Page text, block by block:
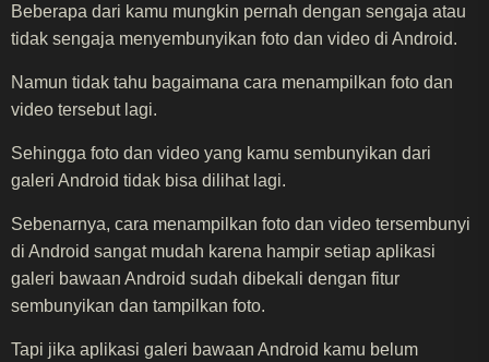
Beberapa dari kamu mungkin pernah dengan sengaja atau
tidak sengaja menyembunyikan foto dan video di Android.
Namun tidak tahu bagaimana cara menampilkan foto dan
video tersebut lagi.
Sehingga foto dan video yang kamu sembunyikan dari
galeri Android tidak bisa dilihat lagi.
Sebenarnya, cara menampilkan foto dan video tersembunyi
di Android sangat mudah karena hampir setiap aplikasi
galeri bawaan Android sudah dibekali dengan fitur
sembunyikan dan tampilkan foto.
Tapi jika aplikasi galeri bawaan Android kamu belum